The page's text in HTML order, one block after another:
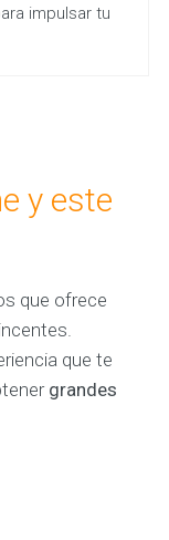
impulsar tu
y este
que ofrece
que te
grandes